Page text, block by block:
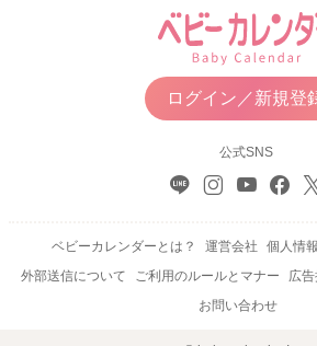
ログイン／新規登
公式SNS
ベビーカレンダーとは？ 運営会社
個人情
外部送信について
ご利用のルールとマナー 広
お問い合わせ